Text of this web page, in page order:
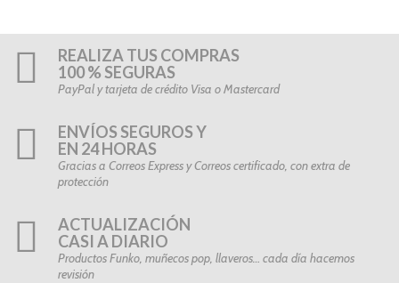
REALIZA TUS COMPRAS
100 % SEGURAS
PayPal y tarjeta de crédito Visa o Mastercard
ENVÍOS SEGUROS Y
EN 24 HORAS
Gracias a Correos Express y Correos certificado, con extra de
protección
ACTUALIZACIÓN
CASI A DIARIO
Productos Funko, muñecos pop, llaveros… cada día hacemos
revisión